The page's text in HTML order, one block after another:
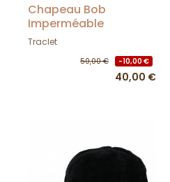
Chapeau Bob
Imperméable
Goretex- Traclet
Traclet
50,00 € -10,00 €
40,00 €